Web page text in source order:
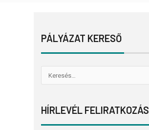
PÁLYÁZAT KERESŐ
HÍRLEVÉL FELIRATKOZÁS